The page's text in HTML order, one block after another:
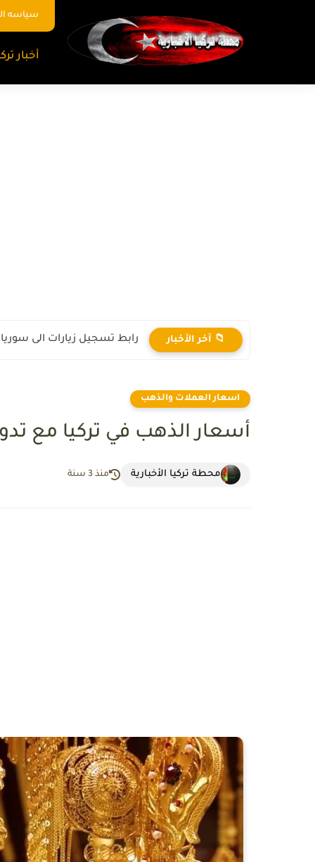
سياسه
أخبار
📁 آخر الأخبار رابط تسجيل زيارات الى سوريا 2025
اسعار العملات والذهب
أسعار الذهب في تركيا مع تدولات
محطة تركيا الأخبارية منذ 3 سنة